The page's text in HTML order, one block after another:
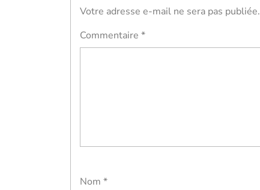
Votre adresse e-mail ne sera pas publiée.
Commentaire *
Nom *